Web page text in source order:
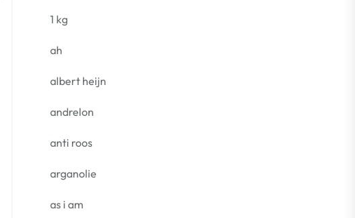
1 kg
ah
albert heijn
andrelon
anti roos
arganolie
as i am